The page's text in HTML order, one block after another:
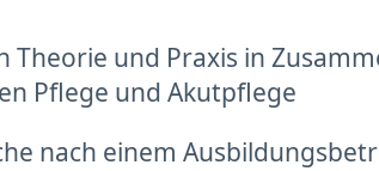
Theorie und Praxis in
Pflege und Akutpflege
nach einem